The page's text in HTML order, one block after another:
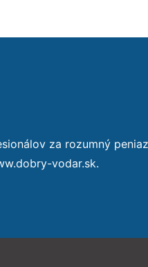
za rozumný
vodar.sk.